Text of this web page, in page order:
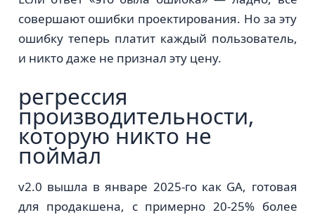
совершают ошибки проектирования. Но за эту
ошибку теперь платит каждый пользователь,
и никто даже не признал эту цену.
регрессия
производительности,
которую никто не
поймал
v2.0 вышла в январе 2025-го как GA, готовая
для продакшена, с примерно 20-25% более